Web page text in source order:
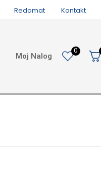
Redomat Kontakt
Moj Nalog
0